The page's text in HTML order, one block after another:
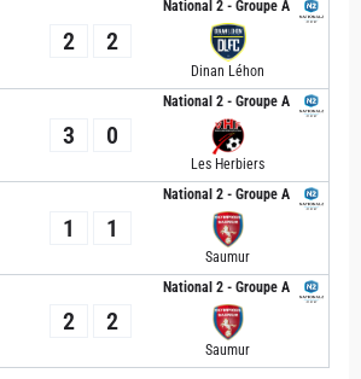
National 2 - Groupe A
2 2
Dinan Léhon
National 2 - Groupe A
3 0
Les Herbiers
National 2 - Groupe A
1 1
Saumur
National 2 - Groupe A
2 2
Saumur